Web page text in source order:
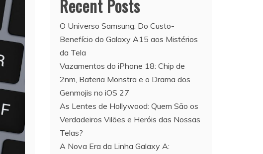
Recent Posts
O Universo Samsung: Do Custo-
Benefício do Galaxy A15 aos Mistérios
da Tela
Vazamentos do iPhone 18: Chip de
2nm, Bateria Monstra e o Drama dos
Genmojis no iOS 27
As Lentes de Hollywood: Quem São os
Verdadeiros Vilões e Heróis das Nossas
Telas?
A Nova Era da Linha Galaxy A: